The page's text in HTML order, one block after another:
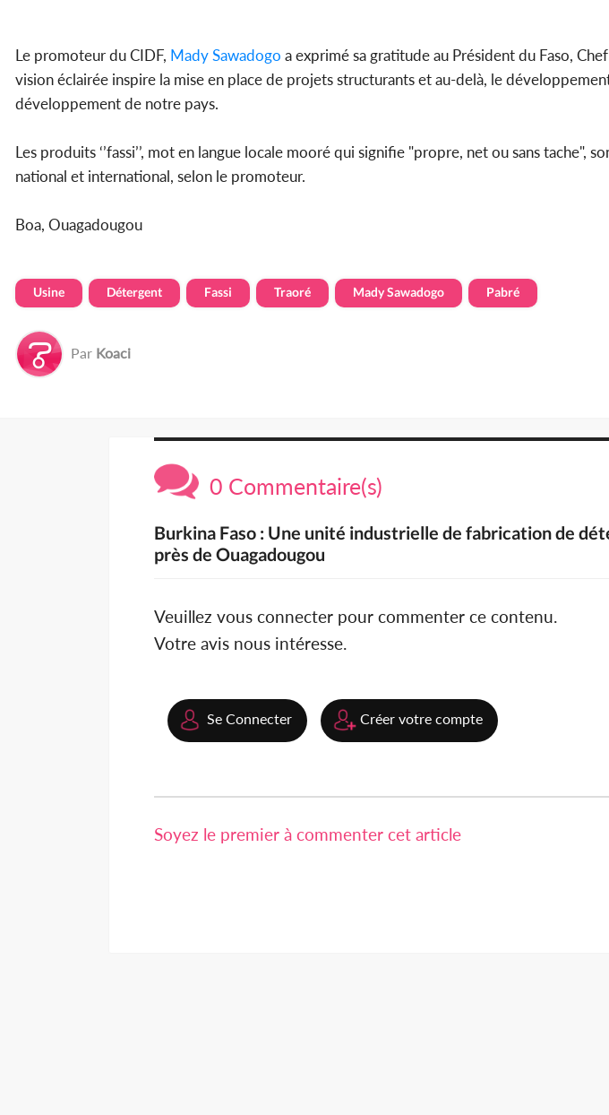
Le promoteur du CIDF, Mady Sawadogo a exprimé sa gratitude au Président du Faso,
vision éclairée inspire la mise en place de projets structurants et au-delà, le
développement de notre pays.
Les produits ‘’fassi’’, mot en langue locale mooré qui signifie "propre, net ou sans tache",
national et international, selon le promoteur.
Boa, Ouagadougou
Usine Détergent Fassi Traoré Mady Sawadogo Pabré
Par Koaci
0 Commentaire(s)
Burkina Faso : Une unité industrielle de fabrication de
près de Ouagadougou
Veuillez vous connecter pour commenter ce contenu.
Votre avis nous intéresse.
Se Connecter Créer votre compte
Soyez le premier à commenter cet article